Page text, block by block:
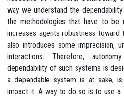
way we understand the
the methodologies that have to be
increases agents robustness toward
also introduces some imprecision,
interactions. Therefore,
dependability of such systems is
a dependable system is at sake,
impact it. A way to do so is to use a